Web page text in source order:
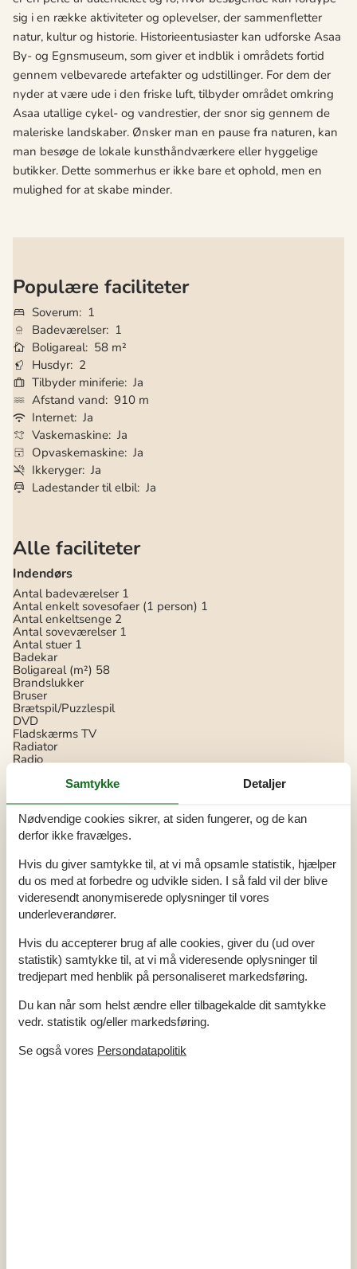
sig i en række aktiviteter og oplevelser, der sammenfletter
natur, kultur og historie. Historieentusiaster kan udforske Asaa
By- og Egnsmuseum, som giver et indblik i områdets fortid
gennem velbevarede artefakter og udstillinger. For dem der
nyder at være ude i den friske luft, tilbyder området omkring
Asaa utallige cykel- og vandrestier, der snor sig gennem de
maleriske landskaber. Ønsker man en pause fra naturen, kan
man besøge de lokale kunsthåndværkere eller hyggelige
butikker. Dette sommerhus er ikke bare et ophold, men en
mulighed for at skabe minder.
Populære faciliteter
Soverum
1
Badeværelser 1
Boligareal 58 m²
Husdyr 2
Tilbyder miniferie Ja
Afstand vand 910 m
Internet Ja
Vaskemaskine Ja
Opvaskemaskine Ja
Ikkeryger Ja
Ladestander til elbil Ja
Alle faciliteter
Indendørs
Antal badeværelser 1
Antal enkelt sovesofaer (1 person) 1
Antal enkeltsenge 2
Antal soveværelser 1
Antal stuer 1
Badekar
Boligareal (m²) 58
Brandslukker
Bruser
Brætspil/Puzzlespil
DVD
Fladskærms TV
Radiator
Radio
Samlet antal værelser
Strygebræt
Strygejern
Støvsuger
Vaskemaskine
WiFi Gratis
Køkken
Køkken
Opvaskemaskine
Ovn
Udendørs
Elektrisk ladestation
Have
Parkering Carport
Terrasse
Udendørs møbler
Samtykke Detaljer
Nødvendige cookies sikrer, at siden fungerer, og de kan
derfor ikke fravælges.
Hvis du giver samtykke til, at vi må opsamle statistik, hjælper
du os med at forbedre og udvikle siden. I så fald vil der blive
videresendt anonymiserede oplysninger til vores
underleverandører.
Hvis du accepterer brug af alle cookies, giver du (ud over
statistik) samtykke til, at vi må videresende oplysninger til
tredjepart med henblik på personaliseret markedsføring.
Du kan når som helst ændre eller tilbagekalde dit samtykke
vedr. statistik og/eller markedsføring.
Se også vores Persondatapolitik